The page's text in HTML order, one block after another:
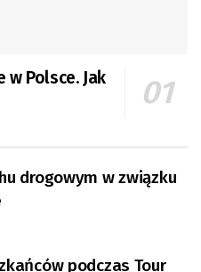
w Polsce. Jak
drogowym w związku
podczas Tour